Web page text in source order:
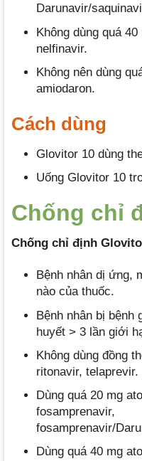
Darunavir/
Không dùng quá
nelfinavir.
Không nên dùng
amiodaron.
Cách dùng
Glovitor 10 dùng
Uống Glovitor 10
Chống chỉ
Chống chỉ định
Bệnh nhân dị ứng,
nào của thuốc.
Bệnh nhân bị bệnh
huyết > 3 lần giới
Không dùng đồng
ritonavir, telaprevir.
Dùng quá 20 mg
fosamprenavir,
fosamprenavir/
Dùng quá 40 mg